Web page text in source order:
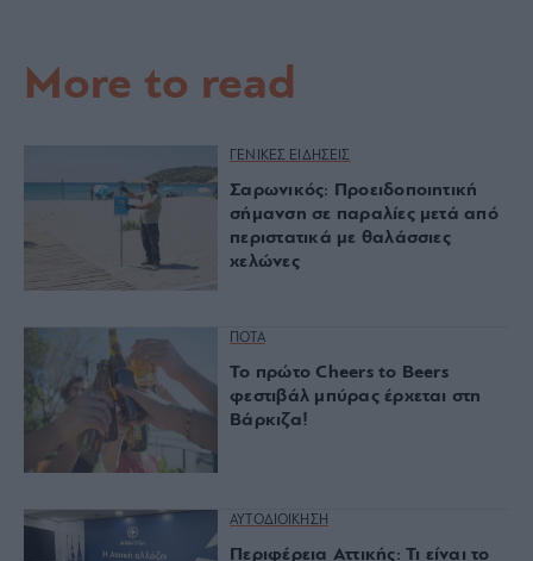
More to read
ΓΕΝΙΚΕΣ ΕΙΔΗΣΕΙΣ
Σαρωνικός: Προειδοποιητική
σήμανση σε παραλίες μετά από
περιστατικά με θαλάσσιες
χελώνες
ΠΟΤΑ
Το πρώτο Cheers to Beers
φεστιβάλ μπύρας έρχεται στη
Βάρκιζα!
ΑΥΤΟΔΙΟΙΚΗΣΗ
Περιφέρεια Αττικής: Τι είναι το